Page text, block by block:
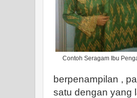
Contoh Seragam Ibu
berpenampilan ,
satu dengan yang